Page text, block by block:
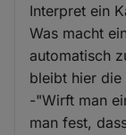
Interpret ein
Was macht
automatisch
bleibt hier die
-"Wirft man
man fest,